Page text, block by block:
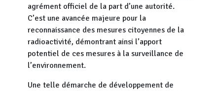
agrément officiel de la part d’une autorité.
C’est une avancée majeure pour la
reconnaissance des mesures citoyennes de la
radioactivité, démontrant ainsi l’apport
potentiel de ces mesures à la surveillance de
l’environnement.
Une telle démarche de développement de